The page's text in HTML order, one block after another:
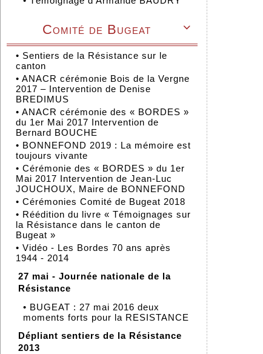

Comité de Bugeat
• Sentiers de la Résistance sur le
canton
• ANACR cérémonie Bois de la Vergne
2017 – Intervention de Denise
BREDIMUS
• ANACR cérémonie des « BORDES »
du 1er Mai 2017 Intervention de
Bernard BOUCHE
• BONNEFOND 2019 : La mémoire est
toujours vivante
• Cérémonie des « BORDES » du 1er
Mai 2017 Intervention de Jean-Luc
JOUCHOUX, Maire de BONNEFOND
• Cérémonies Comité de Bugeat 2018
• Réédition du livre « Témoignages sur
la Résistance dans le canton de
Bugeat »
• Vidéo - Les Bordes 70 ans après
1944 - 2014
27 mai - Journée nationale de la
Résistance
• BUGEAT : 27 mai 2016 deux
moments forts pour la RESISTANCE
Dépliant sentiers de la Résistance
2013